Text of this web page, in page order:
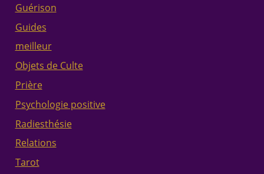
Guérison
Guides
meilleur
Objets de Culte
Prière
Psychologie positive
Radiesthésie
Relations
Tarot